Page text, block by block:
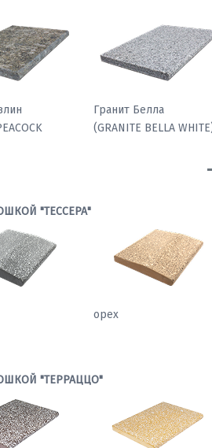
BROWN)
Гранит Павлин
(GRANITE PEACOCK
"ТЕССЕРА"
орех
"ТЕРРАЦЦО"